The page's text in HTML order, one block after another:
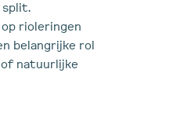
rioleringen
belangrijke rol
of natuurlijke